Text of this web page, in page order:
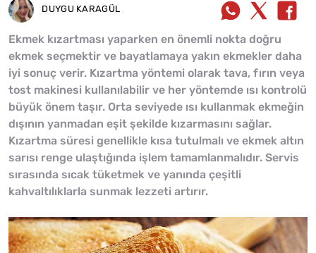
DUYGU KARAGÜL
Ekmek kızartması yaparken en önemli nokta doğru
ekmek seçmektir ve bayatlamaya yakın ekmekler daha
iyi sonuç verir. Kızartma yöntemi olarak tava, fırın veya
tost makinesi kullanılabilir ve her yöntemde ısı kontrolü
büyük önem taşır. Orta seviyede ısı kullanmak ekmeğin
dışının yanmadan eşit şekilde kızarmasını sağlar.
Kızartma süresi genellikle kısa tutulmalı ve ekmek altın
sarısı renge ulaştığında işlem tamamlanmalıdır. Servis
sırasında sıcak tüketmek ve yanında çeşitli
kahvaltılıklarla sunmak lezzeti artırır.